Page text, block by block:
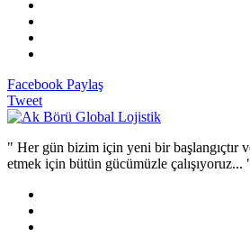
Facebook Paylaş
Tweet
" Her gün bizim için yeni bir başlangıçtır
etmek için bütün gücümüzle çalışıyoruz...